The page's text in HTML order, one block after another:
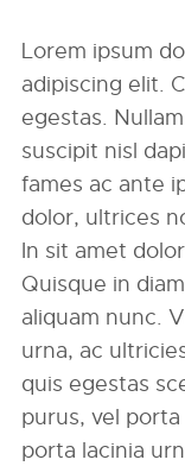
Lorem ipsum
adipiscing elit.
egestas.
suscipit nisl
fames ac ante
dolor, ultrices
In sit amet
Quisque in
aliquam nunc.
urna, ac
quis egestas
purus, vel
porta lacinia